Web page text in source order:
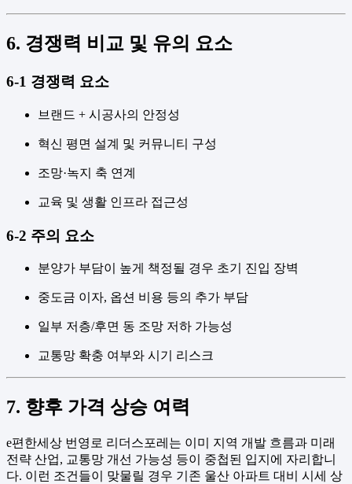
6. 경쟁력 비교 및 유의 요소
6-1 경쟁력 요소
브랜드 + 시공사의 안정성
혁신 평면 설계 및 커뮤니티 구성
조망·녹지 축 연계
교육 및 생활 인프라 접근성
6-2 주의 요소
분양가 부담이 높게 책정될 경우 초기 진입 장벽
중도금 이자, 옵션 비용 등의 추가 부담
일부 저층/후면 동 조망 저하 가능성
교통망 확충 여부와 시기 리스크
7. 향후 가격 상승 여력
e편한세상 번영로 리더스포레는 이미 지역 개발 흐름과 미래
전략 산업, 교통망 개선 가능성 등이 중첩된 입지에 자리합니
다. 이런 조건들이 맞물릴 경우 기존 울산 아파트 대비 시세 상